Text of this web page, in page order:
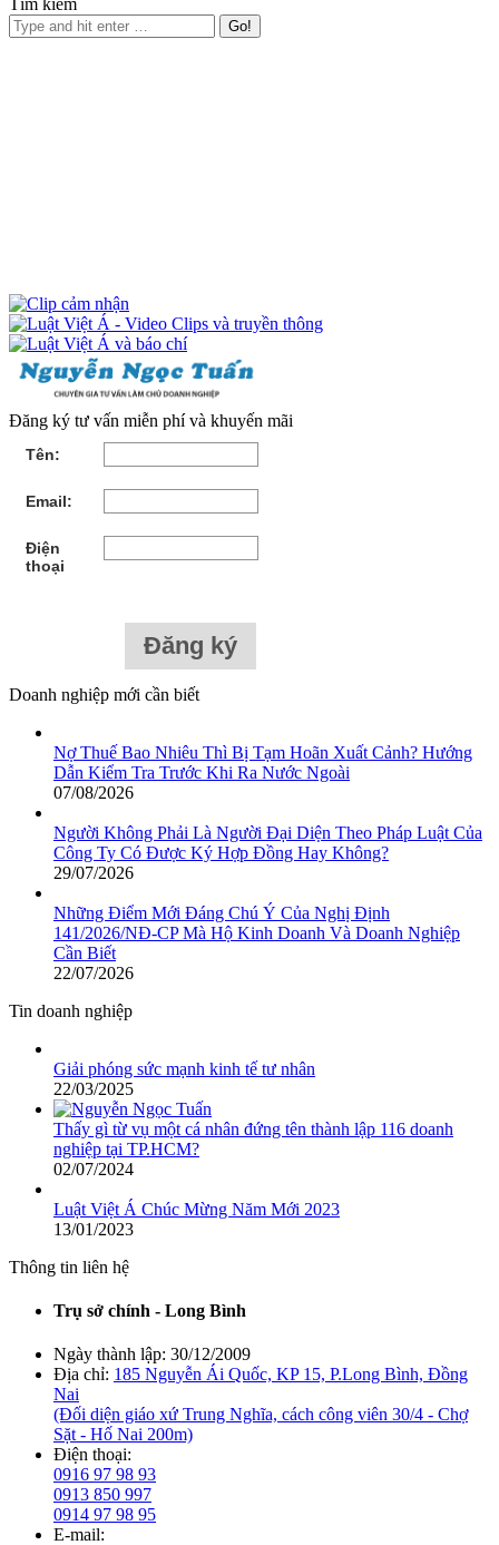
Tìm kiếm
Đăng ký tư vấn miễn phí và khuyến mãi
Tên:
Email:
Điện
thoại
Doanh nghiệp mới cần biết
Nợ Thuế Bao Nhiêu Thì Bị Tạm Hoãn Xuất Cảnh? Hướng
Dẫn Kiểm Tra Trước Khi Ra Nước Ngoài
07/08/2026
Người Không Phải Là Người Đại Diện Theo Pháp Luật Của
Công Ty Có Được Ký Hợp Đồng Hay Không?
29/07/2026
Những Điểm Mới Đáng Chú Ý Của Nghị Định
141/2026/NĐ-CP Mà Hộ Kinh Doanh Và Doanh Nghiệp
Cần Biết
22/07/2026
Tin doanh nghiệp
Giải phóng sức mạnh kinh tế tư nhân
22/03/2025
Thấy gì từ vụ một cá nhân đứng tên thành lập 116 doanh
nghiệp tại TP.HCM?
02/07/2024
Luật Việt Á Chúc Mừng Năm Mới 2023
13/01/2023
Thông tin liên hệ
Trụ sở chính - Long Bình
Ngày thành lập: 30/12/2009
Địa chỉ: 185 Nguyễn Ái Quốc, KP 15, P.Long Bình, Đồng
Nai
(Đối diện giáo xứ Trung Nghĩa, cách công viên 30/4 - Chợ
Sặt - Hố Nai 200m)
Điện thoại:
0916 97 98 93
0913 850 997
0914 97 98 95
E-mail: